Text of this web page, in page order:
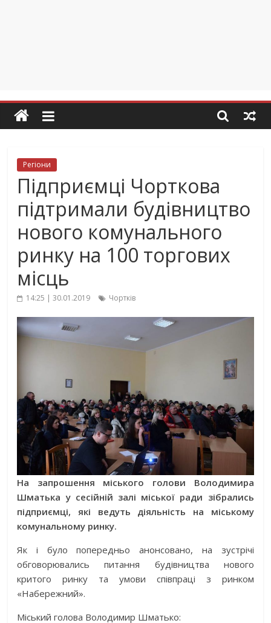
Регіони
Підприємці Чорткова
підтримали будівництво
нового комунального
ринку на 100 торгових
місць
14:25 | 30.01.2019 Чортків
На запрошення міського голови Володимира
Шматька у сесійній залі міської ради зібрались
підприємці, які ведуть діяльність на міському
комунальному ринку.
Як і було попередньо анонсовано, на зустрічі
обговорювались питання будівництва нового
критого ринку та умови співпраці з ринком
«Набережний».
Міський голова Володимир Шматько: